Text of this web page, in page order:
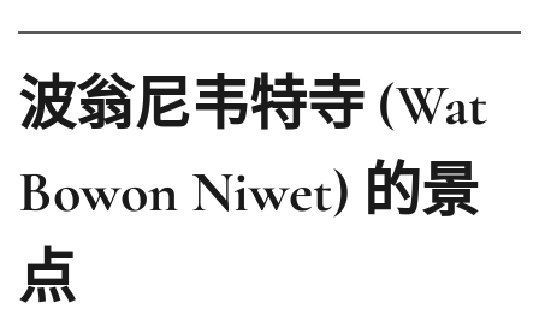
波翁尼韦特寺 (Wat
Bowon Niwet) 的景
点